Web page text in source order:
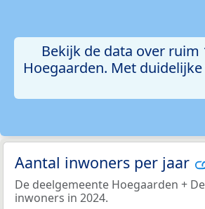
Bekijk de data over
Hoegaarden. Met
Aantal inwoners per jaar
De deelgemeente Hoegaarden +
inwoners in 2024.